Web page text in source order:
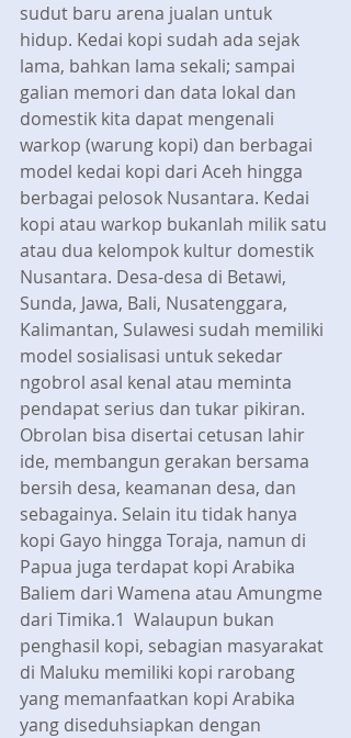
sudut baru arena jualan untuk
hidup. Kedai kopi sudah ada sejak
lama, bahkan lama sekali; sampai
galian memori dan data lokal dan
domestik kita dapat mengenali
warkop (warung kopi) dan berbagai
model kedai kopi dari Aceh hingga
berbagai pelosok Nusantara. Kedai
kopi atau warkop bukanlah milik satu
atau dua kelompok kultur domestik
Nusantara. Desa-desa di Betawi,
Sunda, Jawa, Bali, Nusatenggara,
Kalimantan, Sulawesi sudah memiliki
model sosialisasi untuk sekedar
ngobrol asal kenal atau meminta
pendapat serius dan tukar pikiran.
Obrolan bisa disertai cetusan lahir
ide, membangun gerakan bersama
bersih desa, keamanan desa, dan
sebagainya. Selain itu tidak hanya
kopi Gayo hingga Toraja, namun di
Papua juga terdapat kopi Arabika
Baliem dari Wamena atau Amungme
dari Timika.1  Walaupun bukan
penghasil kopi, sebagian masyarakat
di Maluku memiliki kopi rarobang
yang memanfaatkan kopi Arabika
yang diseduhsiapkan dengan